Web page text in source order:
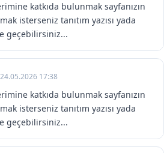
katkıda bulunmak sayfanızın
isterseniz tanıtım yazısı yada
geçebilirsiniz...
24.05.2026 17:38
katkıda bulunmak sayfanızın
isterseniz tanıtım yazısı yada
geçebilirsiniz...